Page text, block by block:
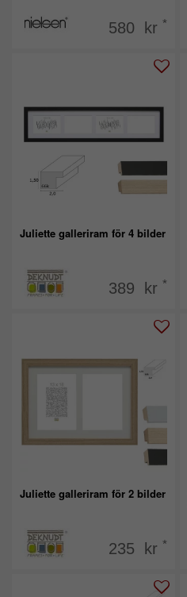
580 kr *
Juliette galleriram för 4 bilder
389 kr *
Juliette galleriram för 2 bilder
235 kr *